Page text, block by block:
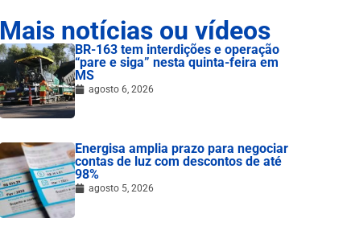
Mais notícias ou vídeos
BR-163 tem interdições e operação
“pare e siga” nesta quinta-feira em
MS
agosto 6, 2026
Energisa amplia prazo para negociar
contas de luz com descontos de até
98%
agosto 5, 2026